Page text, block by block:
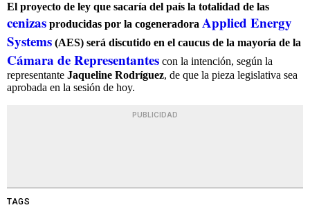
El proyecto de ley que sacaría del país la totalidad de las
cenizas producidas por la cogeneradora Applied Energy
Systems (AES) será discutido en el caucus de la mayoría de la
Cámara de Representantes con la intención, según la
representante Jaqueline Rodríguez, de que la pieza legislativa sea
aprobada en la sesión de hoy.
PUBLICIDAD
TAGS